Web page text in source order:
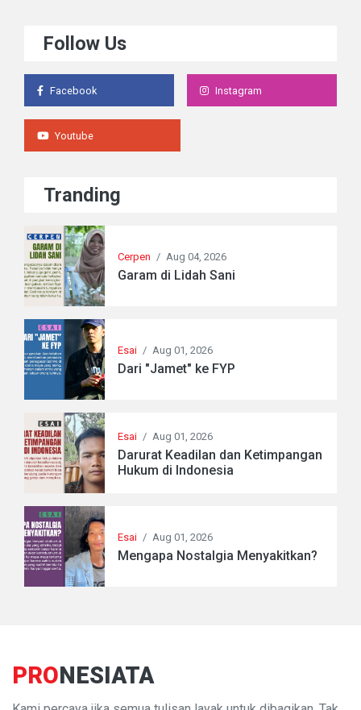
Follow Us
Facebook Instagram
Youtube
Tranding
Cerpen / Aug 04, 2026
Garam di Lidah Sani
Esai / Aug 01, 2026
Dari "Jamet" ke FYP
Esai / Aug 01, 2026
Darurat Keadilan dan Ketimpangan
Hukum di Indonesia
Esai / Aug 01, 2026
Mengapa Nostalgia Menyakitkan?
PRONESIATA